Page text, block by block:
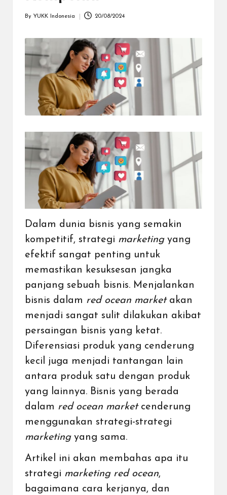
menerima
metode
pembayaran
mengirim
berbagai
lebih
mudah,
By YUKK Indonesia 20/08/2024
Dalam dunia bisnis yang semakin
kompetitif, strategi marketingyang
efektif sangat penting untuk
memastikan kesuksesan jangka
panjang sebuah bisnis. Menjalankan
bisnis dalam red ocean marketakan
menjadi sangat sulit dilakukan akibat
persaingan bisnis yang ketat.
Diferensiasi produk yang cenderung
kecil juga menjadi tantangan lain
antara produk satu dengan produk
yang lainnya. Bisnis yang berada
dalam red ocean marketcenderung
menggunakan strategi-strategi
marketingyang sama.
Artikel ini akan membahas apa itu
strategi marketing red ocean,
bagaimana cara kerjanya, dan